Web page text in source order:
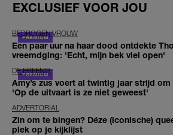
EXCLUSIEF VOOR JOU
BEDROGEN VROUW
Een paar uur na haar dood ontdekte
vreemdging: 'Echt, mijn bek viel open'
DE ERFENIS
Amy’s zus voert al twintig jaar strijd om
'Op de uitvaart is ze niet geweest'
ADVERTORIAL
Zin om te bingen? Déze (iconische)
plek op je kijklijst